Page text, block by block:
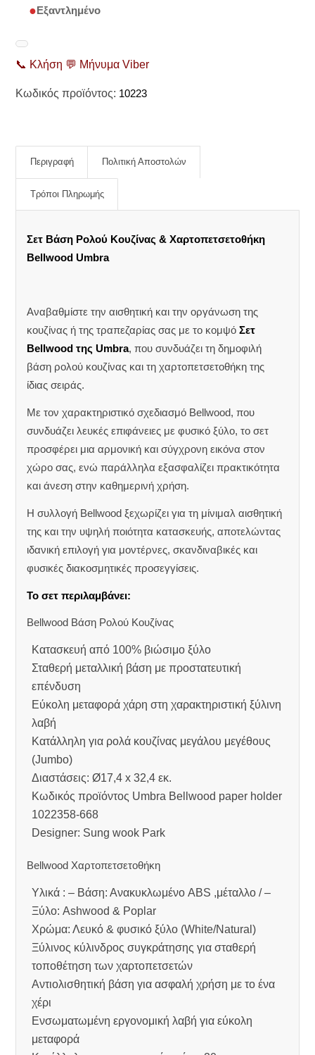
Εξαντλημένο
📞 Κλήση 💬 Μήνυμα Viber
Κωδικός προϊόντος: 10223
Περιγραφή Πολιτική Αποστολών
Τρόποι Πληρωμής
Σετ Βάση Ρολού Κουζίνας & Χαρτοπετσετοθήκη
Bellwood Umbra
Αναβαθμίστε την αισθητική και την οργάνωση της
κουζίνας ή της τραπεζαρίας σας με το κομψόΣετ
Bellwood της Umbra, που συνδυάζει τη δημοφιλή
βάση ρολού κουζίνας και τη χαρτοπετσετοθήκη της
ίδιας σειράς.
Με τον χαρακτηριστικό σχεδιασμό Bellwood, που
συνδυάζει λευκές επιφάνειες με φυσικό ξύλο, το σετ
προσφέρει μια αρμονική και σύγχρονη εικόνα στον
χώρο σας, ενώ παράλληλα εξασφαλίζει πρακτικότητα
και άνεση στην καθημερινή χρήση.
Η συλλογή Bellwood ξεχωρίζει για τη μίνιμαλ αισθητική
της και την υψηλή ποιότητα κατασκευής, αποτελώντας
ιδανική επιλογή για μοντέρνες, σκανδιναβικές και
φυσικές διακοσμητικές προσεγγίσεις.
Το σετ περιλαμβάνει:
Bellwood Βάση Ρολού Κουζίνας
Κατασκευή από 100% βιώσιμο ξύλο
Σταθερή μεταλλική βάση με προστατευτική
επένδυση
Εύκολη μεταφορά χάρη στη χαρακτηριστική ξύλινη
λαβή
Κατάλληλη για ρολά κουζίνας μεγάλου μεγέθους
(Jumbo)
Διαστάσεις: Ø17,4 x 32,4 εκ.
Κωδικός προϊόντος Umbra Bellwood paper holder
1022358-668
Designer: Sung wook Park
Bellwood Χαρτοπετσετοθήκη
Υλικά : – Βάση: Ανακυκλωμένο ABS ,μέταλλο / –
Ξύλο: Ashwood & Poplar
Χρώμα: Λευκό & φυσικό ξύλο (White/Natural)
Ξύλινος κύλινδρος συγκράτησης για σταθερή
τοποθέτηση των χαρτοπετσετών
Αντιολισθητική βάση για ασφαλή χρήση με το ένα
χέρι
Ενσωματωμένη εργονομική λαβή για εύκολη
μεταφορά